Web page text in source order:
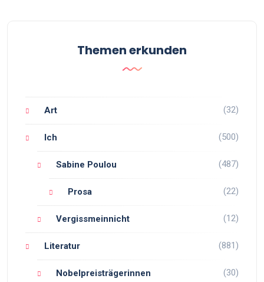
Themen erkunden
Art (32)
Ich (500)
Sabine Poulou (487)
Prosa (22)
Vergissmeinnicht (12)
Literatur (881)
Nobelpreisträgerinnen (30)